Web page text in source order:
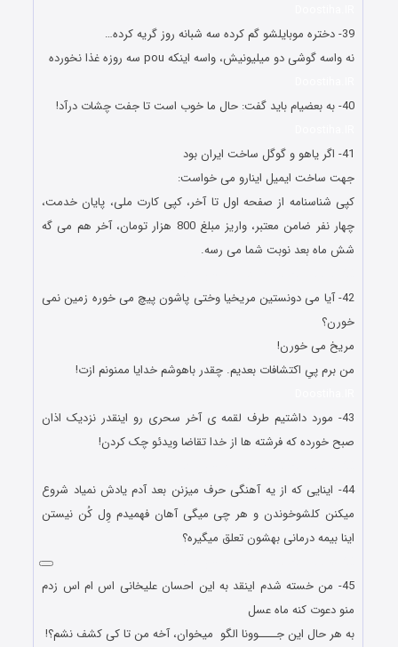
39- دختره موبایلشو گم کرده سه شبانه روز گریه کرده…
نه واسه گوشی دو میلیونیش، واسه اینکه pou سه روزه غذا نخورده
40- به بعضیام باید گفت: حال ما خوب است تا جفت چشات درآد!
41- اگر یاهو و گوگل ساخت ایران بود
جهت ساخت ایمیل اینارو می خواست:
کپی شناسنامه از صفحه اول تا آخر، کپی کارت ملی، پایان خدمت،
چهار نفر ضامن معتبر، واریز مبلغ 800 هزار تومان، آخر هم می گه
شش ماه بعد نوبت شما می رسه.
42- آیا می دونستین مریخیا وختی پاشون پیچ می خوره زمین نمی
خورن؟
مریخ می خورن!
من برم پیِ اکتشافات بعدیم. چقدر باهوشم خدایا ممنونم ازت!
43- مورد داشتیم طرف لقمه ی آخر سحری رو اینقدر نزدیک اذان
صبح خورده که فرشته ها از خدا تقاضا ویدئو چک کردن!
44- اینایی که از یه آهنگی حرف میزنن بعد آدم یادش نمیاد شروع
میکنن کلشوخوندن و هر چی میگی آهان فهمیدم وِل کُن نیستن
اینا بیمه درمانی بهشون تعلق میگیره؟
45- من خسته شدم اینقد به این احسان علیخانی اس ام اس زدم
منو دعوت کنه ماه عسل
به هر حال این جــــوونا الگو میخوان، آخه من تا کی کشف نشم؟!